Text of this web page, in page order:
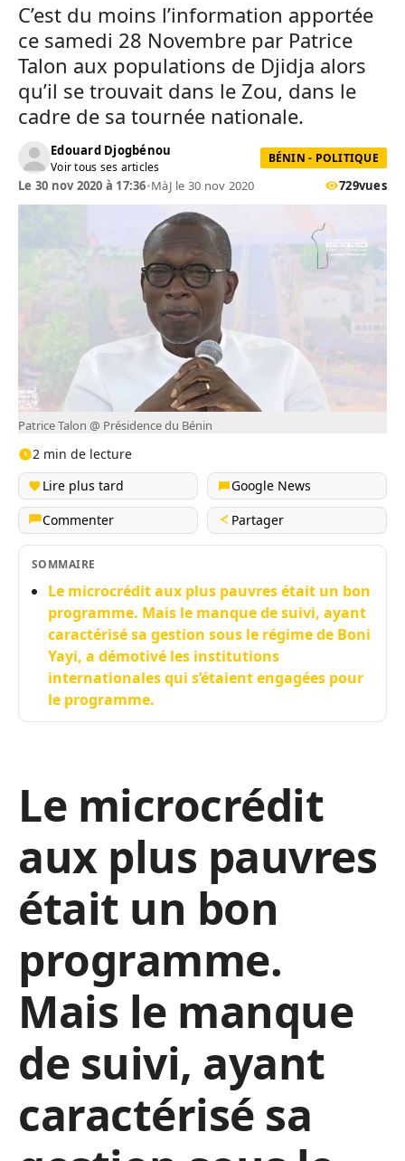
C’est du moins l’information apportée
ce samedi 28 Novembre par Patrice
Talon aux populations de Djidja alors
qu’il se trouvait dans le Zou, dans le
cadre de sa tournée nationale.
Edouard Djogbénou
Voir tous ses articles
BÉNIN - POLITIQUE
Le 30 nov 2020 à 17:36•MàJ le 30 nov 2020 729vues
Patrice Talon @ Présidence du Bénin
2 min de lecture
Lire plus tard
Google News
Commenter
Partager
SOMMAIRE
Le microcrédit aux plus pauvres était un bon
programme. Mais le manque de suivi, ayant
caractérisé sa gestion sous le régime de Boni
Yayi, a démotivé les institutions
internationales qui s’étaient engagées pour
le programme.
Le microcrédit
aux plus pauvres
était un bon
programme.
Mais le manque
de suivi, ayant
caractérisé sa